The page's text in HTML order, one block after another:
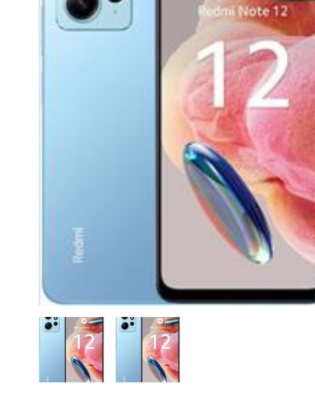
CASE FANS